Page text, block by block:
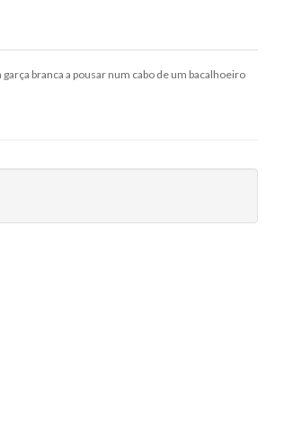
branca a pousar num cabo de um bacalhoeiro